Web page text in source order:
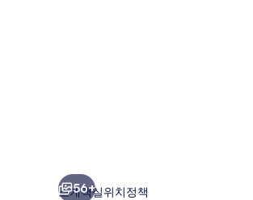
56+
소개객실위치정책